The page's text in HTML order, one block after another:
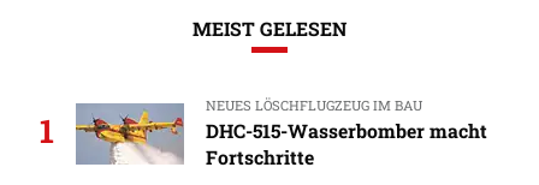
MEIST GELESEN
1
NEUES LÖSCHFLUGZEUG IM BAU
DHC-515-Wasserbomber macht
Fortschritte